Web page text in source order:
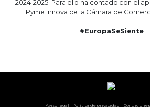
2024-2025. Para ello ha contado con el
Pyme Innova de la Cámara de
#EuropaSeSiente
Aviso legal Política de privacidad